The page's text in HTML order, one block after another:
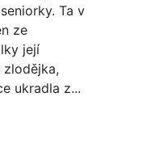
Ta v
ze
její
ukradla z...